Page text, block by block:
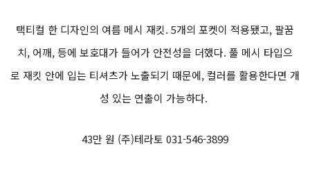
택티컬 한 디자인의 여름 메시 재킷. 5개의 포켓이 적용됐고, 팔꿈
치, 어깨, 등에 보호대가 들어가 안전성을 더했다. 풀 메시 타입으
로 재킷 안에 입는 티셔츠가 노출되기 때문에, 컬러를 활용한다면 개
성 있는 연출이 가능하다.
43만 원 (주)테라토 031-546-3899